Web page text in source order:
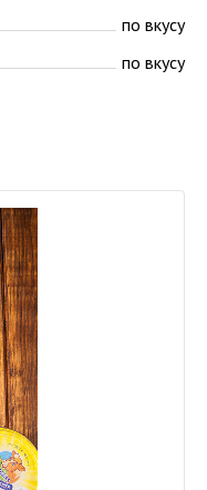
по вкусу
по вкусу